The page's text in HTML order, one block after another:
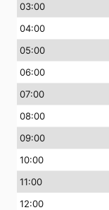
03:00
04:00
05:00
06:00
07:00
08:00
09:00
10:00
11:00
12:00